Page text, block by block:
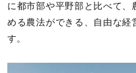
に都市部や平野部と比べて
める農法ができる、自由な経
す。